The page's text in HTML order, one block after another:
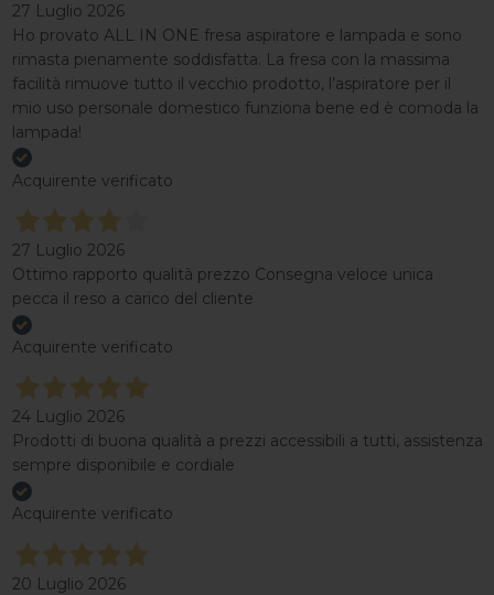
27 Luglio 2026
Ho provato ALL IN ONE fresa aspiratore e lampada e sono
rimasta pienamente soddisfatta. La fresa con la massima
facilità rimuove tutto il vecchio prodotto, l’aspiratore per il
mio uso personale domestico funziona bene ed è comoda la
lampada!
Acquirente verificato
27 Luglio 2026
Ottimo rapporto qualità prezzo Consegna veloce unica
pecca il reso a carico del cliente
Acquirente verificato
24 Luglio 2026
Prodotti di buona qualità a prezzi accessibili a tutti, assistenza
sempre disponibile e cordiale
Acquirente verificato
20 Luglio 2026